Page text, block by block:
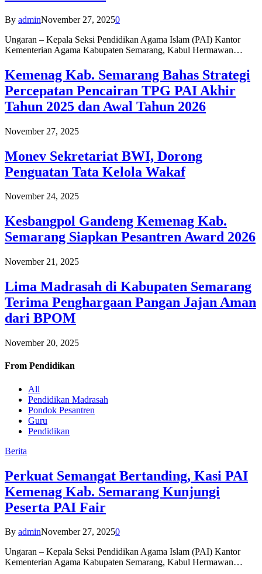
By adminNovember 27, 20250
Ungaran – Kepala Seksi Pendidikan Agama Islam (PAI) Kantor
Kementerian Agama Kabupaten Semarang, Kabul Hermawan…
Kemenag Kab. Semarang Bahas Strategi
Percepatan Pencairan TPG PAI Akhir
Tahun 2025 dan Awal Tahun 2026
November 27, 2025
Monev Sekretariat BWI, Dorong
Penguatan Tata Kelola Wakaf
November 24, 2025
Kesbangpol Gandeng Kemenag Kab.
Semarang Siapkan Pesantren Award 2026
November 21, 2025
Lima Madrasah di Kabupaten Semarang
Terima Penghargaan Pangan Jajan Aman
dari BPOM
November 20, 2025
From Pendidikan
All
Pendidikan Madrasah
Pondok Pesantren
Guru
Pendidikan
Berita
Perkuat Semangat Bertanding, Kasi PAI
Kemenag Kab. Semarang Kunjungi
Peserta PAI Fair
By adminNovember 27, 20250
Ungaran – Kepala Seksi Pendidikan Agama Islam (PAI) Kantor
Kementerian Agama Kabupaten Semarang, Kabul Hermawan…